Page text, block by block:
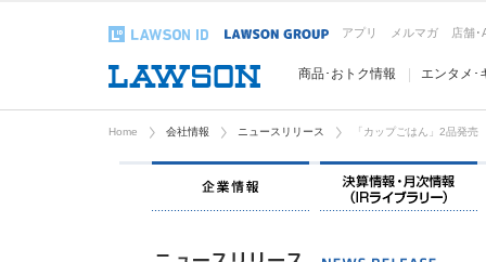
アプリ メルマガ 店舗･
商品･おトク情報 エンタメ･
Home 会社情報 ニュースリリース 「カップごはん」2品発売
企業情報